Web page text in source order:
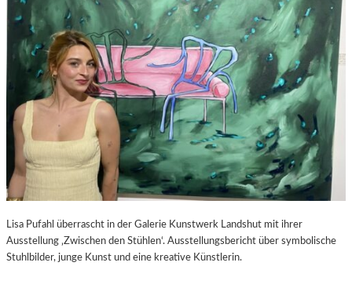
B
E
L
-
K
U
L
T
U
R
-
B
O
G
M
K
R
I
T
I
K
Z
U
P
E
D
O
A
L
Lisa Pufahl überrascht in der Galerie Kunstwerk Landshut mit ihrer
Ausstellung ‚Zwischen den Stühlen‘. Ausstellungsbericht über symbolische
Stuhlbilder, junge Kunst und eine kreative Künstlerin.